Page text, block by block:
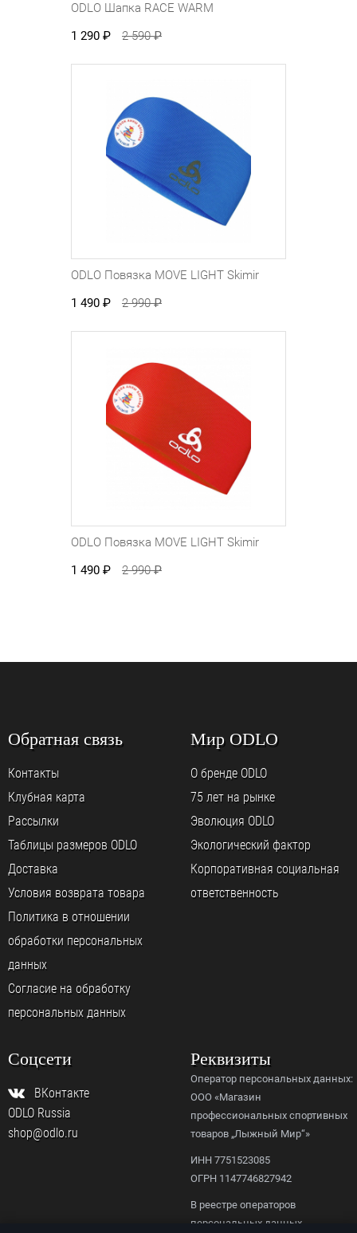
ODLO Шапка RACE WARM
1 290 ₽ 2 590₽
ODLO Повязка MOVE LIGHT Skimir
1 490 ₽ 2 990₽
ODLO Повязка MOVE LIGHT Skimir
1 490 ₽ 2 990₽
Обратная связь
Контакты
Клубная карта
Рассылки
Таблицы размеров ODLO
Доставка
Условия возврата товара
Политика в отношении
обработки персональных
данных
Согласие на обработку
персональных данных
Мир ODLO
О бренде ODLO
75 лет на рынке
Эволюция ODLO
Экологический фактор
Корпоративная социальная
ответственность
Соцсети
ВКонтакте
ODLO Russia
shop@odlo.ru
Реквизиты
Оператор персональных данных:
ООО «Магазин
профессиональных спортивных
товаров „Лыжный Мир“»
ИНН 7751523085
ОГРН 1147746827942
В реестре операторов
персональных данных